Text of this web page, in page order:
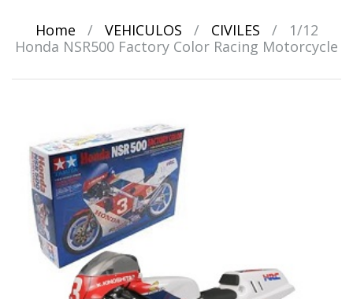
Home / VEHICULOS / CIVILES /
1/12
Honda NSR500 Factory Color Racing Motorcycle